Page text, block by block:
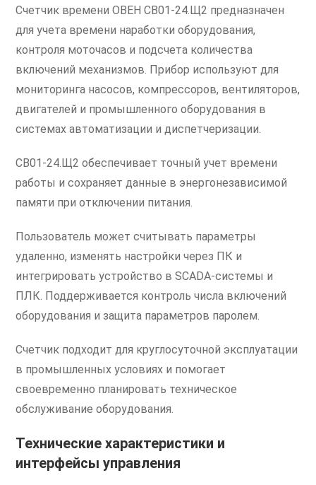
Счетчик времени ОВЕН СВ01-24.Щ2 предназначен
для учета времени наработки оборудования,
контроля моточасов и подсчета количества
включений механизмов. Прибор используют для
мониторинга насосов, компрессоров, вентиляторов,
двигателей и промышленного оборудования в
системах автоматизации и диспетчеризации.
СВ01-24.Щ2 обеспечивает точный учет времени
работы и сохраняет данные в энергонезависимой
памяти при отключении питания.
Пользователь может считывать параметры
удаленно, изменять настройки через ПК и
интегрировать устройство в SCADA-системы и
ПЛК. Поддерживается контроль числа включений
оборудования и защита параметров паролем.
Счетчик подходит для круглосуточной эксплуатации
в промышленных условиях и помогает
своевременно планировать техническое
обслуживание оборудования.
Технические характеристики и
интерфейсы управления